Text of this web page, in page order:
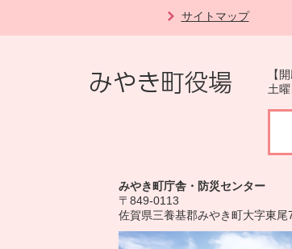
サイトマップ
【
土
みやき町庁舎・防災センター
〒849-0113
佐賀県三養基郡みやき町大字東尾